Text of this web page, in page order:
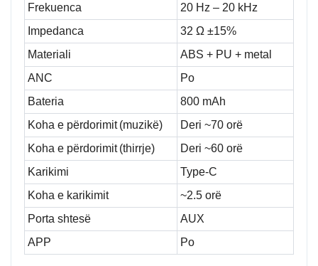
Frekuenca
20 Hz – 20 kHz
Impedanca
32 Ω ±15%
Materiali
ABS + PU + metal
ANC
Po
Bateria
800 mAh
Koha e përdorimit (muzikë)
Deri ~70 orë
Koha e përdorimit (thirrje)
Deri ~60 orë
Karikimi
Type-C
Koha e karikimit
~2.5 orë
Porta shtesë
AUX
APP
Po